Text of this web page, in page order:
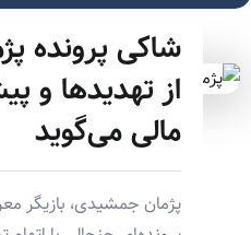
شاکی پرونده
از تهدیدها و
مالی می‌گوید
پژمان جمشیدی، بازیگر